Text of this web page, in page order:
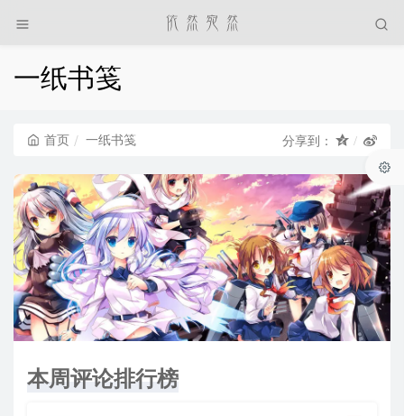
一纸书笺
首页 一纸书笺 分享到：
本周评论排行榜